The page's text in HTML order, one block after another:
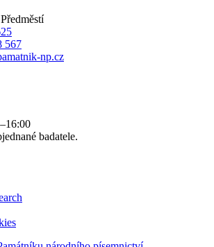
567
np.cz
–16:00
badatele.